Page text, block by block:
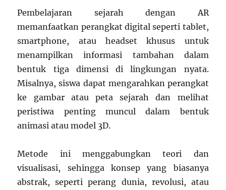
Pembelajaran sejarah dengan AR
memanfaatkan perangkat digital seperti tablet,
smartphone, atau headset khusus untuk
menampilkan informasi tambahan dalam
bentuk tiga dimensi di lingkungan nyata.
Misalnya, siswa dapat mengarahkan perangkat
ke gambar atau peta sejarah dan melihat
peristiwa penting muncul dalam bentuk
animasi atau model 3D.
Metode ini menggabungkan teori dan
visualisasi, sehingga konsep yang biasanya
abstrak, seperti perang dunia, revolusi, atau